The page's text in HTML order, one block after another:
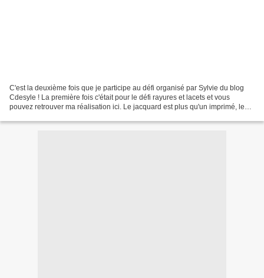
C'est la deuxième fois que je participe au défi organisé par Sylvie du blog
Cdesyle ! La première fois c'était pour le défi rayures et lacets et vous
pouvez retrouver ma réalisation ici. Le jacquard est plus qu'un imprimé, le